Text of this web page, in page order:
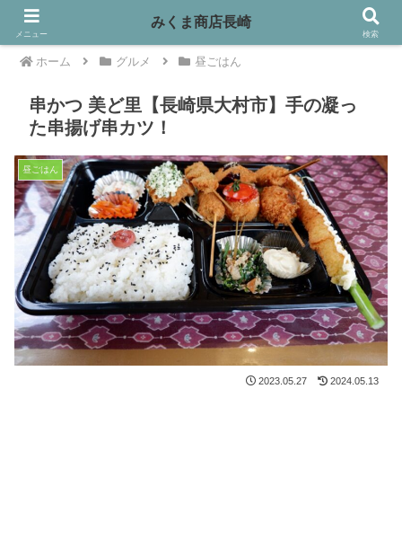
ホーム グルメ 昼ごはん
串かつ 美ど里【長崎県大村市】手の凝っ
た串揚げ串カツ！
昼ごはん
2023.05.27 2024.05.13
メニュー
みくま商店長崎
検索